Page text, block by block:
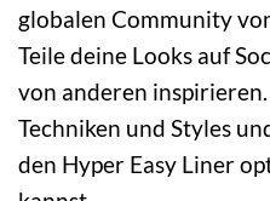
globalen Community
Teile deine Looks auf
von anderen
Techniken und Styles
den Hyper Easy Liner